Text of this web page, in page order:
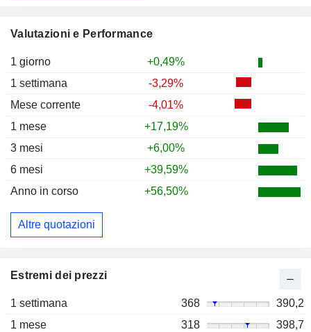
Valutazioni e Performance
1 giorno
+0,49%
1 settimana
-3,29%
Mese corrente
-4,01%
1 mese
+17,19%
3 mesi
+6,00%
6 mesi
+39,59%
Anno in corso
+56,50%
Altre quotazioni
Estremi dei prezzi
1 settimana 368
390,2
1 mese
318
398,7